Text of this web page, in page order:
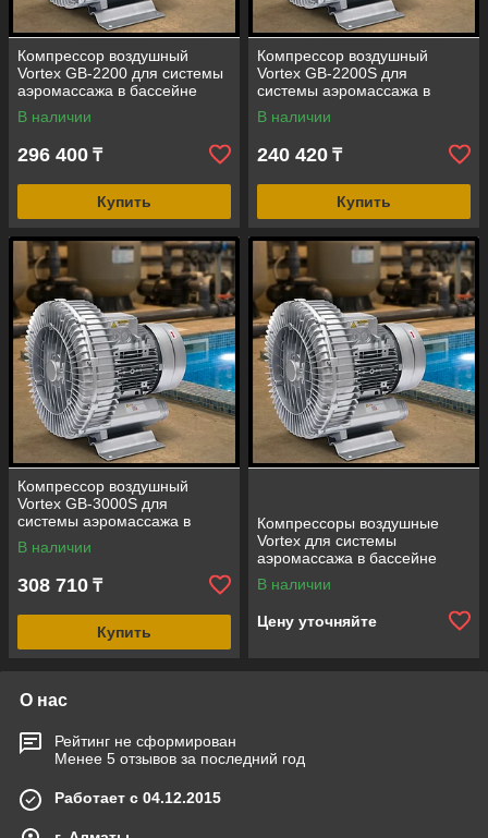
Компрессор воздушный
Vortex GB-2200 для системы
аэромассажа в бассейне
(мощность=210 м3/ч, 2,2 кВт)
В наличии
296 400 ₸
Купить
Компрессор воздушный
Vortex GB-2200S для
системы аэромассажа в
бассейне (мощность=325 м3/
ч, 2,2 кВт)
В наличии
240 420 ₸
Купить
Компрессор воздушный
Vortex GB-3000S для
системы аэромассажа в
бассейне (мощность=390 м3/
ч, 3,0 кВт)
В наличии
308 710 ₸
Купить
Компрессоры воздушные
Vortex для системы
аэромассажа в бассейне
В наличии
Цену уточняйте
О нас
Рейтинг не сформирован
Менее 5 отзывов за последний год
Работает с 04.12.2015